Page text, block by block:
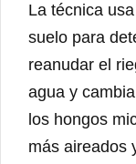
La técnica
suelo para
reanudar el
agua y
los hongos
más aireados